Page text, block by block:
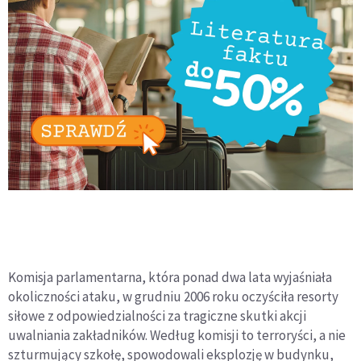
Komisja parlamentarna, która ponad dwa lata wyjaśniała
okoliczności ataku, w grudniu 2006 roku oczyściła resorty
siłowe z odpowiedzialności za tragiczne skutki akcji
uwalniania zakładników. Według komisji to terroryści, a nie
szturmujący szkołę, spowodowali eksplozję w budynku,